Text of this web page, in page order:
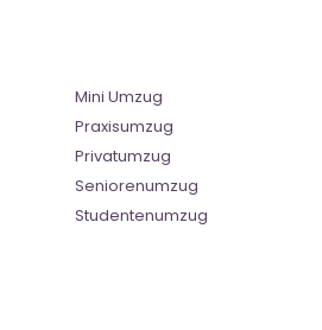
Mini Umzug
Praxisumzug
Privatumzug
Seniorenumzug
Studentenumzug